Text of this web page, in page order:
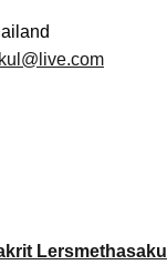
Lersmethasakul